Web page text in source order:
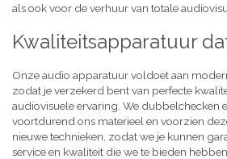
als ook voor de verhuur van totale
Kwaliteitsapparatuur
Onze audio apparatuur voldoet aan
zodat je verzekerd bent van perfecte
audiovisuele ervaring. We dubbelchecken
voortdurend ons materieel en voorzien
nieuwe technieken, zodat we je kunnen
service en kwaliteit die we te bieden hebben.